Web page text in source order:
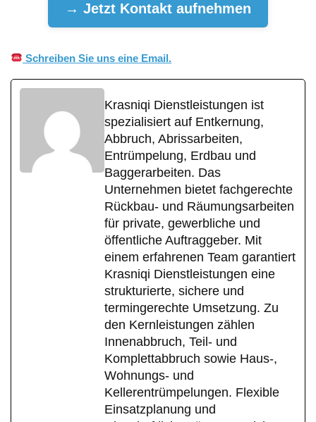
→ Jetzt Kontakt aufnehmen
Schreiben Sie uns eine Email.
Krasniqi Dienstleistungen ist
spezialisiert auf Entkernung,
Abbruch, Abrissarbeiten,
Entrümpelung, Erdbau und
Baggerarbeiten. Das
Unternehmen bietet fachgerechte
Rückbau- und Räumungsarbeiten
für private, gewerbliche und
öffentliche Auftraggeber. Mit
einem erfahrenen Team garantiert
Krasniqi Dienstleistungen eine
strukturierte, sichere und
termingerechte Umsetzung. Zu
den Kernleistungen zählen
Innenabbruch, Teil- und
Komplettabbruch sowie Haus-,
Wohnungs- und
Kellerentrümpelungen. Flexible
Einsatzplanung und